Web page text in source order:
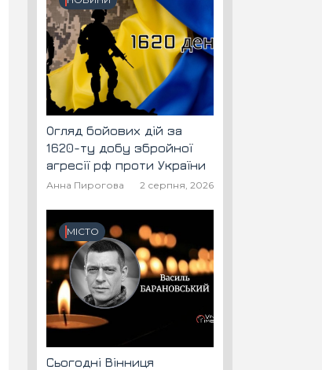
Огляд бойових дій за
1620-ту добу збройної
агресії рф проти України
Анна Пирогова 2 серпня, 2026
МІСТО
Сьогодні Вінниця